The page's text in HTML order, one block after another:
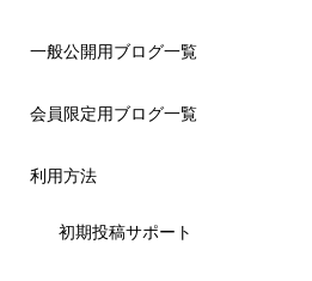
一般公開用ブログ一覧
会員限定用ブログ一覧
利用方法
初期投稿サポート